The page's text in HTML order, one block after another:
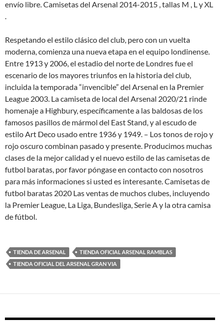
envío libre. Camisetas del Arsenal 2014-2015 , tallas M , L y XL
.
Respetando el estilo clásico del club, pero con un vuelta
moderna, comienza una nueva etapa en el equipo londinense.
Entre 1913 y 2006, el estadio del norte de Londres fue el
escenario de los mayores triunfos en la historia del club,
incluida la temporada “invencible” del Arsenal en la Premier
League 2003. La camiseta de local del Arsenal 2020/21 rinde
homenaje a Highbury, específicamente a las baldosas de los
famosos pasillos de mármol del East Stand, y al escudo de
estilo Art Deco usado entre 1936 y 1949. – Los tonos de rojo y
rojo oscuro combinan pasado y presente. Producimos muchas
clases de la mejor calidad y el nuevo estilo de las camisetas de
futbol baratas, por favor póngase en contacto con nosotros
para más informaciones si usted es interesante. Camisetas de
futbol baratas 2020 Las ventas de muchos clubes, incluyendo
la Premier League, La Liga, Bundesliga, Serie A y la otra camisa
de fútbol.
TIENDA DE ARSENAL
TIENDA OFICIAL ARSENAL RAMBLAS
TIENDA OFICIAL DEL ARSENAL GRAN VIA